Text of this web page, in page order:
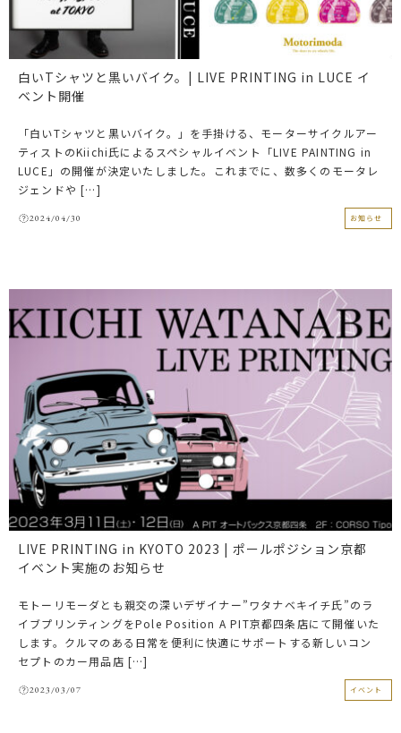
白いTシャツと黒いバイク。| LIVE PRINTING in LUCE イ
ベント開催
「白いTシャツと黒いバイク。」を手掛ける、モーターサイクルアー
ティストのKiichi氏によるスペシャルイベント「LIVE PAINTING in
LUCE」の開催が決定いたしました。これまでに、数多くのモータレ
ジェンドや […]
2024/04/30 お知らせ
LIVE PRINTING in KYOTO 2023 | ポールポジション京都
イベント実施のお知らせ
モトーリモーダとも親交の深いデザイナー”ワタナベキイチ氏”のラ
イブプリンティングをPole Position A PIT京都四条店にて開催いた
します。クルマのある日常を便利に快適にサポートする新しいコン
セプトのカー用品店 […]
2023/03/07 イベント